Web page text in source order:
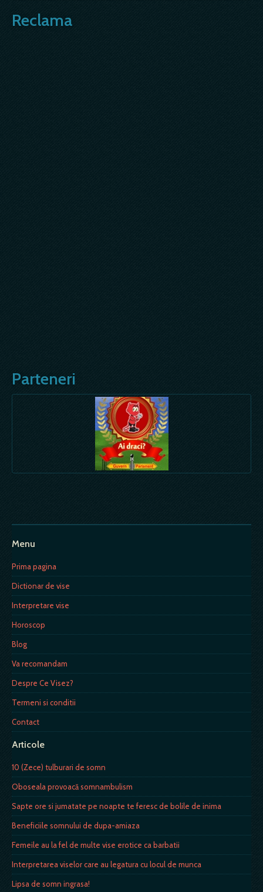
Reclama
Parteneri
Menu
Prima pagina
Dictionar de vise
Interpretare vise
Horoscop
Blog
Va recomandam
Despre Ce Visez?
Termeni si conditii
Contact
Articole
10 (Zece) tulburari de somn
Oboseala provoacă somnambulism
Sapte ore si jumatate pe noapte te feresc de bolile de inima
Beneficiile somnului de dupa-amiaza
Femeile au la fel de multe vise erotice ca barbatii
Interpretarea viselor care au legatura cu locul de munca
Lipsa de somn ingrasa!